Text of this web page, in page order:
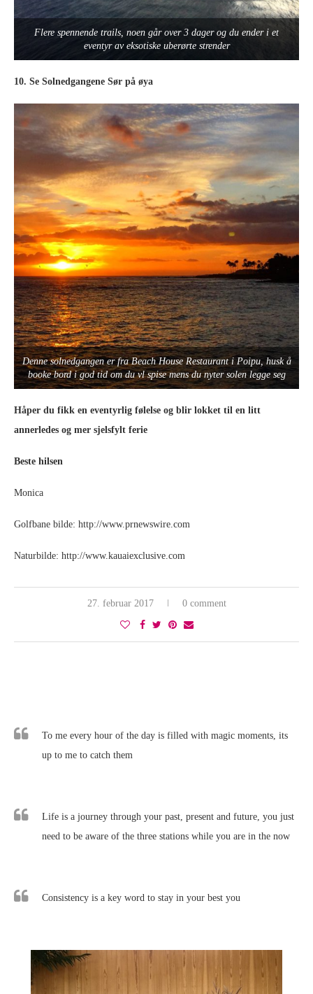
Flere spennende trails, noen går over 3 dager og du ender i et
eventyr av eksotiske uberørte strender
10. Se Solnedgangene Sør på øya
Denne solnedgangen er fra Beach House Restaurant i Poipu, husk å
booke bord i god tid om du vl spise mens du nyter solen legge seg
Håper du fikk en eventyrlig følelse og blir lokket til en litt
annerledes og mer sjelsfylt ferie
Beste hilsen
Monica
Golfbane bilde: http://www.prnewswire.com
Naturbilde: http://www.kauaiexclusive.com
27. februar 2017 0 comment
To me every hour of the day is filled with magic moments, its
up to me to catch them
Life is a journey through your past, present and future, you just
need to be aware of the three stations while you are in the now
Consistency is a key word to stay in your best you